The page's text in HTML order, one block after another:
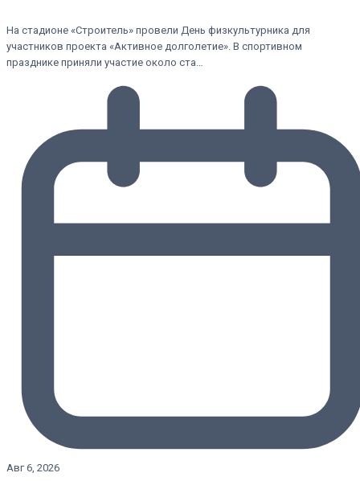
На стадионе «Строитель» провели День физкультурника для
участников проекта «Активное долголетие». В спортивном
празднике приняли участие около ста…
Авг 6, 2026